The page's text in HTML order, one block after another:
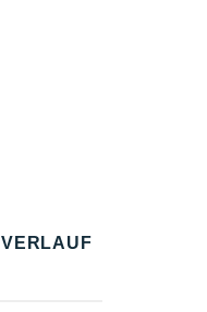
VERLAUF